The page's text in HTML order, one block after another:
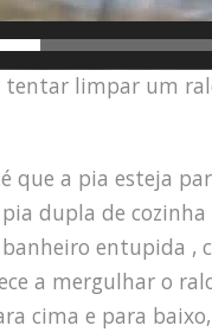
tentar limpar um
que a pia esteja
pia dupla de
banheiro entupida
a mergulhar o
cima e para